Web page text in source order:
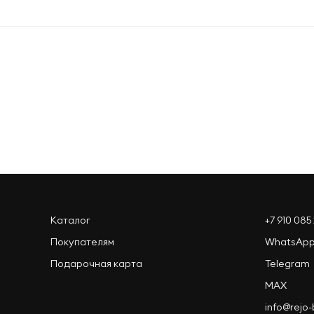
Каталог
Покупателям
Подарочная карта
+7 910 085
WhatsApp
Telegram
MAX